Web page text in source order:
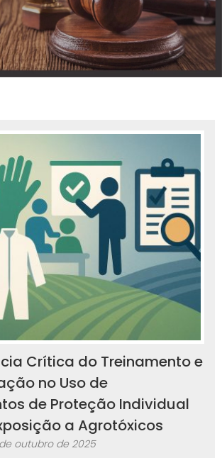
Crítica do Treinamento e
no Uso de
de Proteção Individual
a Agrotóxicos
de outubro de 2025